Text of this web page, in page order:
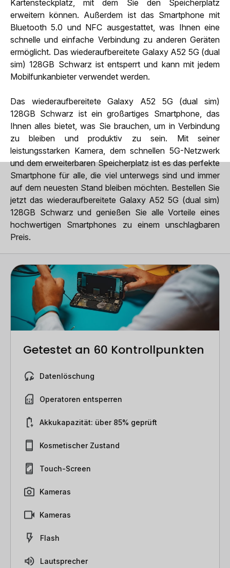
Kartensteckplatz, mit dem Sie den Speicherplatz
erweitern können. Außerdem ist das Smartphone mit
Bluetooth 5.0 und NFC ausgestattet, was Ihnen eine
schnelle und einfache Verbindung zu anderen Geräten
ermöglicht. Das wiederaufbereitete Galaxy A52 5G (dual
sim) 128GB Schwarz ist entsperrt und kann mit jedem
Mobilfunkanbieter verwendet werden.
Das wiederaufbereitete Galaxy A52 5G (dual sim)
128GB Schwarz ist ein großartiges Smartphone, das
Ihnen alles bietet, was Sie brauchen, um in Verbindung
zu bleiben und produktiv zu sein. Mit seiner
leistungsstarken Kamera, dem schnellen 5G-Netzwerk
und dem erweiterbaren Speicherplatz ist es das perfekte
Smartphone für alle, die viel unterwegs sind und immer
auf dem neuesten Stand bleiben möchten. Bestellen Sie
jetzt das wiederaufbereitete Galaxy A52 5G (dual sim)
128GB Schwarz und genießen Sie alle Vorteile eines
hochwertigen Smartphones zu einem unschlagbaren
Preis.
Getestet an 60 Kontrollpunkten
Datenlöschung
Operatoren entsperren
Akkukapazität: über 85% geprüft
Kosmetischer Zustand
Touch-Screen
Kameras
Kameras
Flash
Lautsprecher